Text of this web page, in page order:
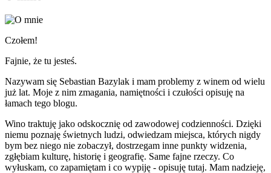
Czołem!
Fajnie, że tu jesteś.
Nazywam się Sebastian Bazylak i mam problemy z winem od wielu
już lat. Moje z nim zmagania, namiętności i czułości opisuję na
łamach tego blogu.
Wino traktuję jako odskocznię od zawodowej codzienności. Dzięki
niemu poznaję świetnych ludzi, odwiedzam miejsca, których nigdy
bym bez niego nie zobaczył, dostrzegam inne punkty widzenia,
zgłębiam kulturę, historię i geografię. Same fajne rzeczy. Co
wyłuskam, co zapamiętam i co wypiję - opisuję tutaj. Mam nadzieję,